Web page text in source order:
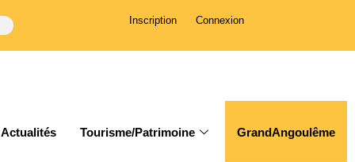
Inscription Connexion
Actualités Tourisme/Patrimoine GrandAngoulême